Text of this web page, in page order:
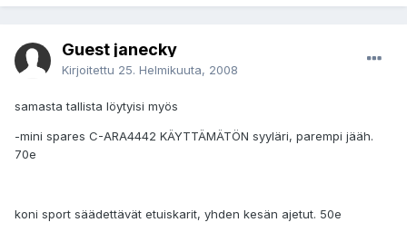
Guest janecky
Kirjoitettu 25. Helmikuuta, 2008
samasta tallista löytyisi myös
-mini spares C-ARA4442 KÄYTTÄMÄTÖN syyläri, parempi jääh.
70e
koni sport säädettävät etuiskarit, yhden kesän ajetut. 50e